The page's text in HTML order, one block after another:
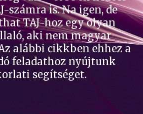
számra is. Na igen, de
TAJ-hoz egy olyan
aki nem magyar
alábbi cikkben ehhez a
feladathoz nyújtunk
segítséget.